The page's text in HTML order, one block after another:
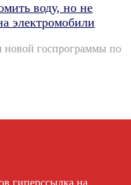
воду, но не
электромобили
новой госпрограммы по
гиперссылка на